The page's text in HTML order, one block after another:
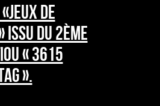
DE
issu du 2ème
« 3615
».